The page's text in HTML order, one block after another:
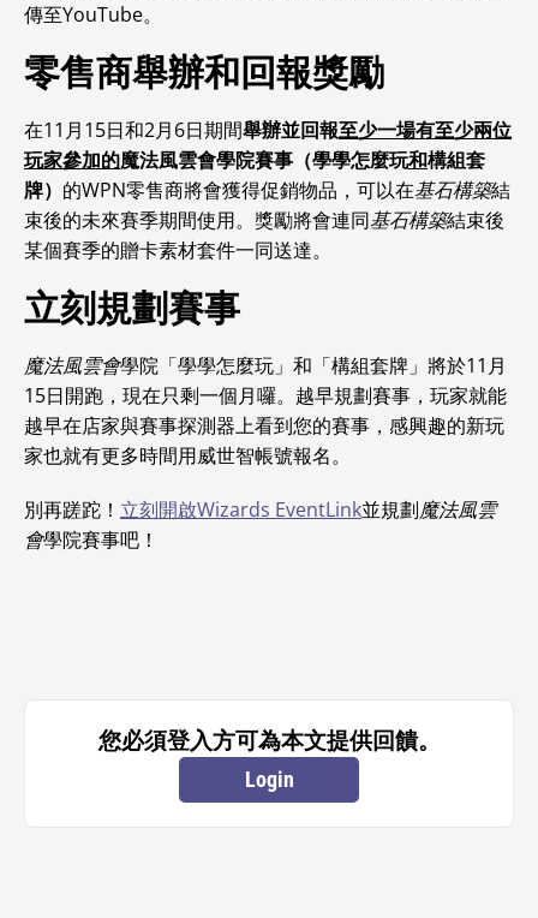
傳至YouTube。
零售商舉辦和回報獎勵
在11月15日和2月6日期間舉辦並回報至少一場有至少兩位
玩家參加的魔法風雲會學院賽事（學學怎麼玩和構組套
牌） 的WPN零售商將會獲得促銷物品，可以在基石構築結
束後的未來賽季期間使用。獎勵將會連同基石構築結束後
某個賽季的贈卡素材套件一同送達。
立刻規劃賽事
魔法風雲會學院「學學怎麼玩」和「構組套牌」將於11月
15日開跑，現在只剩一個月囉。越早規劃賽事，玩家就能
越早在店家與賽事探測器上看到您的賽事，感興趣的新玩
家也就有更多時間用威世智帳號報名。
別再蹉跎！ 立刻開啟Wizards EventLink並規劃魔法風雲
會學院賽事吧！
您必須登入方可為本文提供回饋。
Login